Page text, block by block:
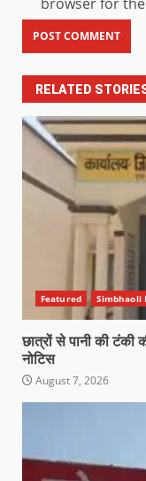
RELATED
Featured Simbhaoli
छात्रों से पानी की टंकी
नोटिस
August 7, 2026